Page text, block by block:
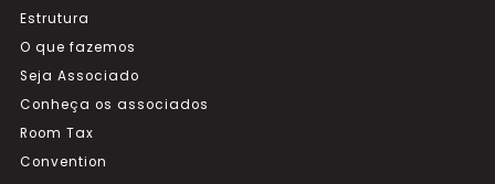
Estrutura
O que fazemos
Seja Associado
Conheça os associados
Room Tax
Convention